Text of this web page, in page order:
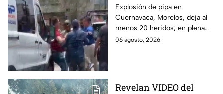
desesperación y el
llanto de un niño;
adultos desatan pelea
tras explosión de pipa
Explosión de pipa en
Cuernavaca, Morelos, deja al
menos 20 heridos; en plena
emergencia, dos hombres
06 agosto, 2026
Revelan VIDEO del